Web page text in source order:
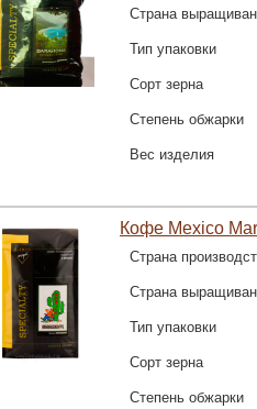
Страна
Тип упаковки
Сорт зерна
Степень обжарки
Вес изделия
Кофе Mexico
Страна
Страна
Тип упаковки
Сорт зерна
Степень обжарки